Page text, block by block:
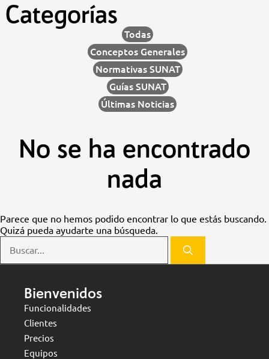
Saltar
alCategorías
Todas
Conceptos Generales
Normativas SUNAT
Guías SUNAT
Últimas Noticias
No se ha encontrado
nada
Parece que no hemos podido encontrar lo que estás buscando.
Quizá pueda ayudarte una búsqueda.
Bienvenidos
Funcionalidades
Clientes
Precios
Equipos